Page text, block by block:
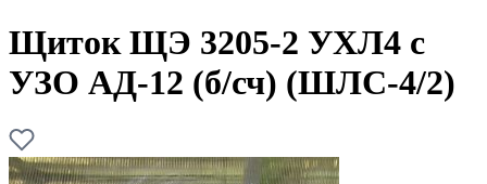
Щиток ЩЭ 3205-2 УХЛ4 с
УЗО АД-12 (б/сч) (ШЛС-4/2)